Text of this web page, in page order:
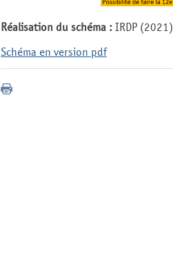
Réalisation du schéma : IRDP (2021)
Schéma en version pdf